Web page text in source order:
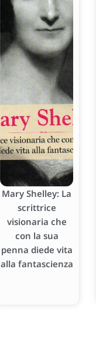
Mary Shelley: La
scrittrice
visionaria che
con la sua
penna diede vita
alla fantascienza